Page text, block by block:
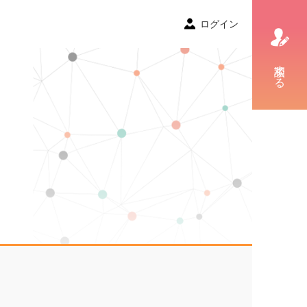
ログイン
相談する